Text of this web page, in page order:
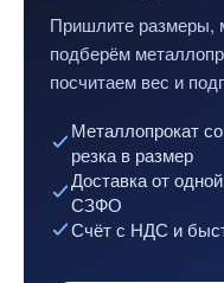
Пришлите размеры,
подберём
посчитаем вес и
Металлопрокат
резка в размер
Доставка от
СЗФО
Счёт с НДС и